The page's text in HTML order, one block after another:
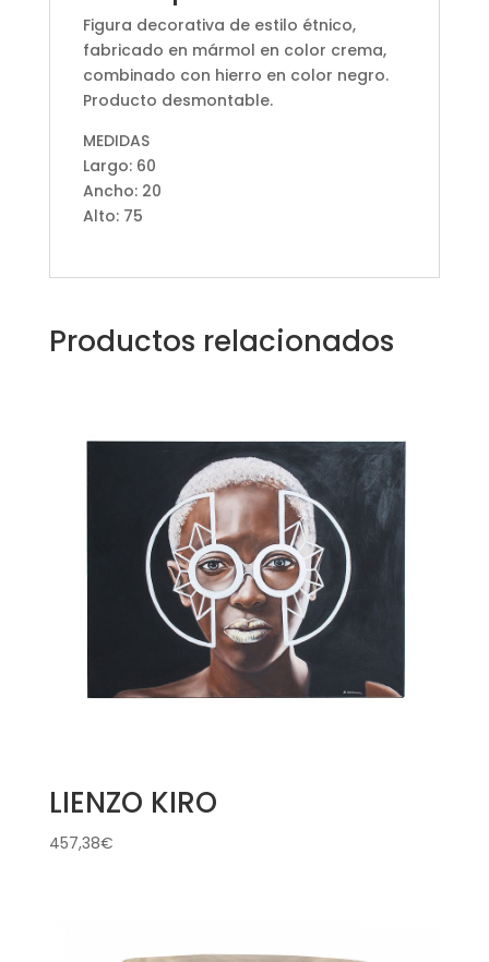
Figura decorativa de estilo étnico,
fabricado en mármol en color crema,
combinado con hierro en color negro.
Producto desmontable.
MEDIDAS
Largo: 60
Ancho: 20
Alto: 75
Productos relacionados
LIENZO KIRO
457,38€